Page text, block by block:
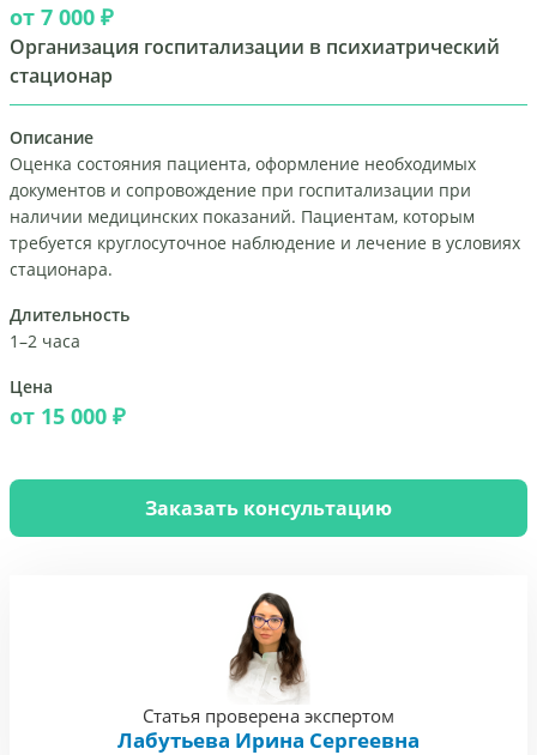
от 7 000 ₽
Организация госпитализации в психиатрический
стационар
Описание
Оценка состояния пациента, оформление необходимых
документов и сопровождение при госпитализации при
наличии медицинских показаний. Пациентам, которым
требуется круглосуточное наблюдение и лечение в условиях
стационара.
Длительность
1–2 часа
Цена
от 15 000 ₽
Заказать консультацию
Статья проверена экспертом
Лабутьева Ирина Сергеевна